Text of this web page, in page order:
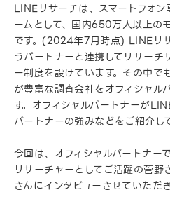
LINEリサーチは、スマートフォ
ームとして、国内650万人以上の
です。(2024年7月時点) LINEリ
うパートナーと連携してリサーチ
ー制度を設けています。その中
が豊富な調査会社をオフィシャル
す。オフィシャルパートナーが
パートナーの強みなどをご紹介し
今回は、オフィシャルパートナー
リサーチャーとしてご活躍の菅
さんにインタビューさせていただ